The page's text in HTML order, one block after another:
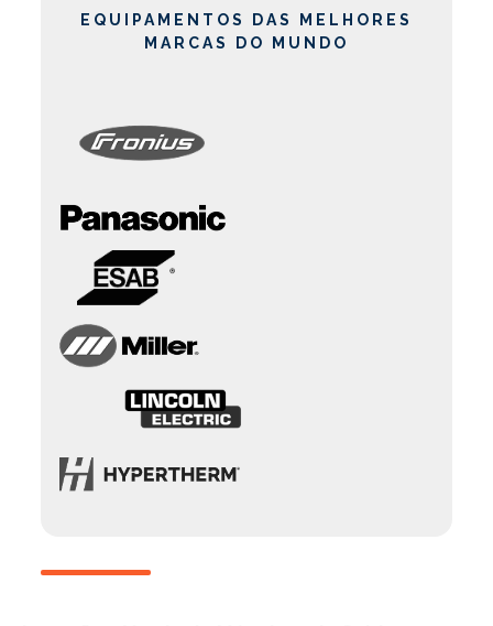
EQUIPAMENTOS DAS MELHORES
MARCAS DO MUNDO